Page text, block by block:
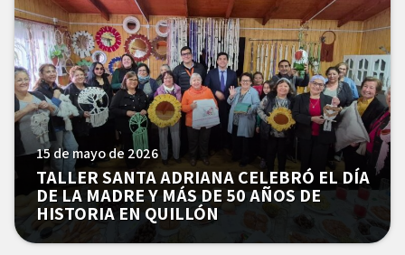
15 de mayo de 2026
TALLER SANTA ADRIANA CELEBRÓ EL DÍA
DE LA MADRE Y MÁS DE 50 AÑOS DE
HISTORIA EN QUILLÓN